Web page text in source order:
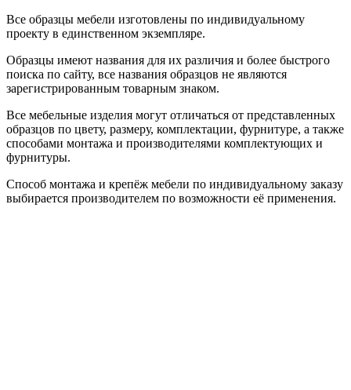
Все образцы мебели изготовлены по индивидуальному
проекту в единственном экземпляре.
Образцы имеют названия для их различия и более быстрого
поиска по сайту, все названия образцов не являются
зарегистрированным товарным знаком.
Все мебельные изделия могут отличаться от представленных
образцов по цвету, размеру, комплектации, фурнитуре, а также
способами монтажа и производителями комплектующих и
фурнитуры.
Способ монтажа и крепёж мебели по индивидуальному заказу
выбирается производителем по возможности её применения.